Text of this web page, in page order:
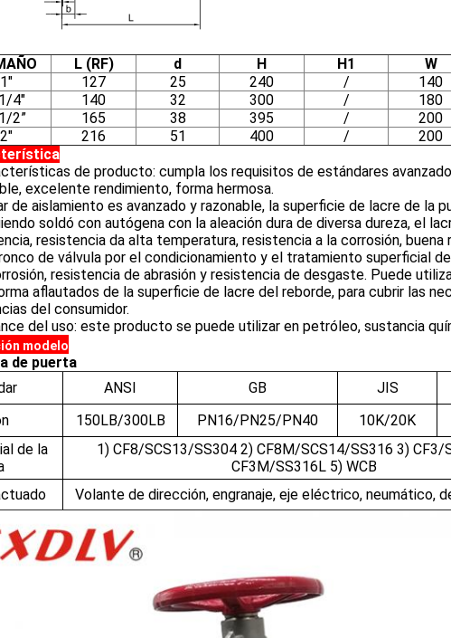
L (RF) d H H1 W
1"
127 25 240 / 140
4"
140 32 300 / 180
2”
165 38 395 / 200
2"
216 51 400 / 200
de producto: cumpla los requisitos de estándares
excelente rendimiento, forma hermosa.
de aislamiento es avanzado y razonable, la superficie de lacre de la
soldó con autógena con la aleación dura de diversa dureza, el
resistencia da alta temperatura, resistencia a la corrosión, buena
de válvula por el condicionamiento y el tratamiento superficial
resistencia de abrasión y resistencia de desgaste. Puede
aflautados de la superficie de lacre del reborde, para cubrir las
del consumidor.
del uso: este producto se puede utilizar en petróleo, sustancia
modelo
de puerta
ANSI GB JIS
150LB/300LB PN16/PN25/PN40 10K/20K
de la
1) CF8/SCS13/SS304 2) CF8M/SCS14/SS316 3) CF3/
CF3M/SS316L 5) WCB
Volante de dirección, engranaje, eje eléctrico, neumático,